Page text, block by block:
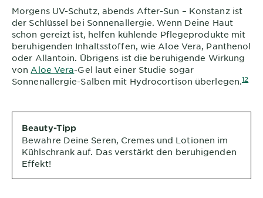
Morgens UV-Schutz, abends After-Sun – Konstanz ist
der Schlüssel bei Sonnenallergie. Wenn Deine Haut
schon gereizt ist, helfen kühlende Pflegeprodukte mit
beruhigenden Inhaltsstoffen, wie Aloe Vera, Panthenol
oder Allantoin. Übrigens ist die beruhigende Wirkung
von Aloe Vera-Gel laut einer Studie sogar
Sonnenallergie-Salben mit Hydrocortison überlegen.12
Beauty-Tipp
Bewahre Deine Seren, Cremes und Lotionen im
Kühlschrank auf. Das verstärkt den beruhigenden
Effekt!